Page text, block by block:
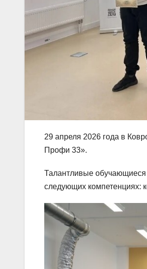
29 апреля 2026 года в
Профи 33».
Талантливые обучающиеся
следующих компетенциях: